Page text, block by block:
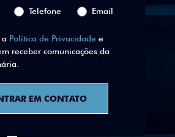
Telefone Email
a Política de Privacidade e
receber comunicações da
EM CONTATO